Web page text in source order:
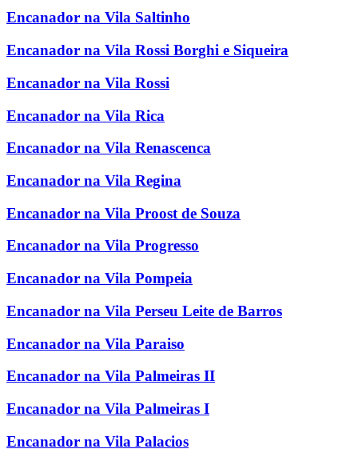
Encanador na Vila Saltinho
Encanador na Vila Rossi Borghi e Siqueira
Encanador na Vila Rossi
Encanador na Vila Rica
Encanador na Vila Renascenca
Encanador na Vila Regina
Encanador na Vila Proost de Souza
Encanador na Vila Progresso
Encanador na Vila Pompeia
Encanador na Vila Perseu Leite de Barros
Encanador na Vila Paraiso
Encanador na Vila Palmeiras II
Encanador na Vila Palmeiras I
Encanador na Vila Palacios